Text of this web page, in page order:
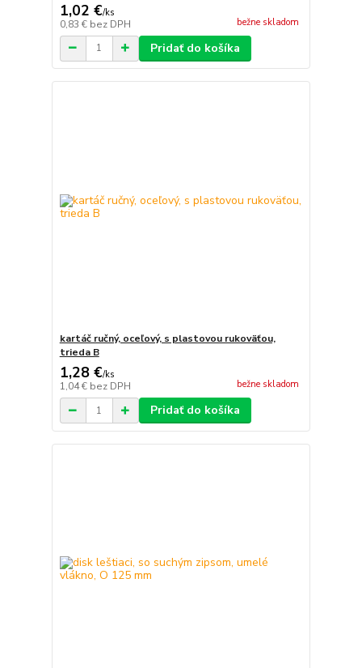
1,02 €/ks
0,83 € bez DPH bežne skladom
Pridať do košíka
kartáč ručný, oceľový, s plastovou rukoväťou,
trieda B
1,28 €/ks
1,04 € bez DPH bežne skladom
Pridať do košíka